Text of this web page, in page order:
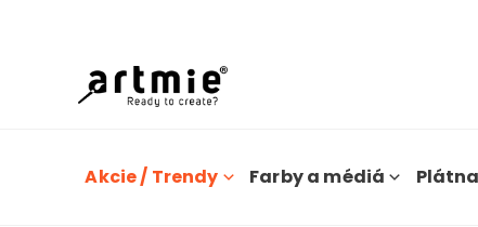
Akcie / Trendy Farby a médiá